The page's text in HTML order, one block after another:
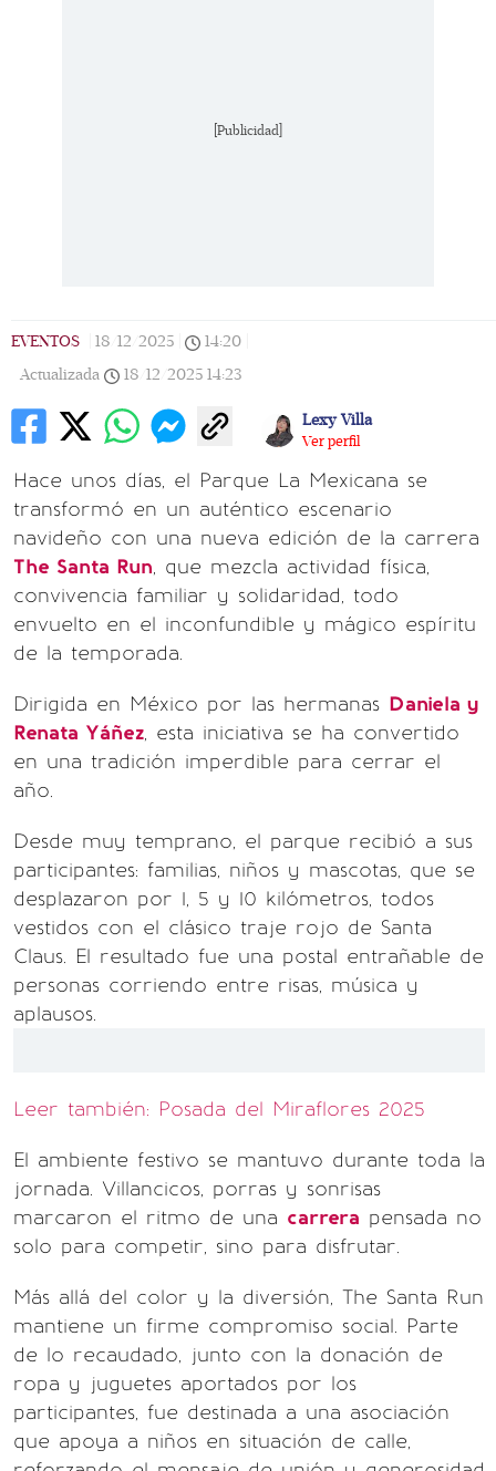
[Publicidad]
EVENTOS 18/12/2025 14:20
Actualizada
18/12/2025 14:23
Lexy Villa
Ver perfil
Hace unos días, el Parque La Mexicana se
transformó en un auténtico escenario
navideño con una nueva edición de la carrera
The Santa Run, que mezcla actividad física,
convivencia familiar y solidaridad, todo
envuelto en el inconfundible y mágico espíritu
de la temporada.
Dirigida en México por las hermanas Daniela y
Renata Yáñez, esta iniciativa se ha convertido
en una tradición imperdible para cerrar el
año.
Desde muy temprano, el parque recibió a sus
participantes: familias, niños y mascotas, que se
desplazaron por 1, 5 y 10 kilómetros, todos
vestidos con el clásico traje rojo de Santa
Claus. El resultado fue una postal entrañable de
personas corriendo entre risas, música y
aplausos.
Leer también: Posada del Miraflores 2025
El ambiente festivo se mantuvo durante toda la
jornada. Villancicos, porras y sonrisas
marcaron el ritmo de una carrera pensada no
solo para competir, sino para disfrutar.
Más allá del color y la diversión, The Santa Run
mantiene un firme compromiso social. Parte
de lo recaudado, junto con la donación de
ropa y juguetes aportados por los
participantes, fue destinada a una asociación
que apoya a niños en situación de calle,